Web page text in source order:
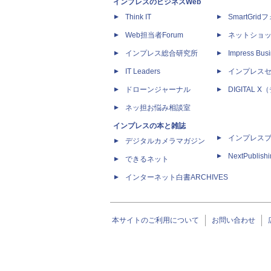
インプレスのビジネスWeb
Think IT
Web担当者Forum
インプレス総合研究所
IT Leaders
ドローンジャーナル
ネッ担お悩み相談室
インプレスの本と雑誌
デジタルカメラマガジン
できるネット
インターネット白書ARCHIVES
SmartGridフ
ネットショ
Impress
インプレス
DIGITAL X（
インプレス
本サイトのご利用について お問い合わせ